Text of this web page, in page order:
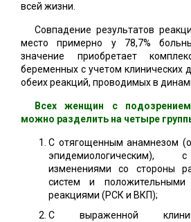
всей жизни.
Совпадение результатов
место примерно у 78,7%
значение приобретает
беременных с учетом клинических
обеих реакций, проводимых в
Всех женщин с
можно разделить на четыре
С отягощенным анамнезом
эпидемиологическим),
изменениями со стороны
систем и положительными
реакциями (РСК и ВКП);
С выраженной